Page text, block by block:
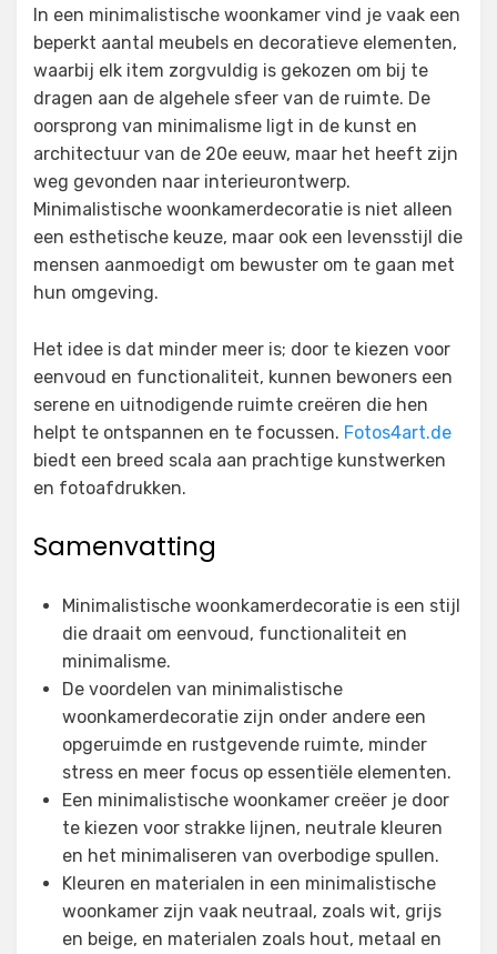
In een minimalistische woonkamer vind je vaak een
beperkt aantal meubels en decoratieve elementen,
waarbij elk item zorgvuldig is gekozen om bij te
dragen aan de algehele sfeer van de ruimte. De
oorsprong van minimalisme ligt in de kunst en
architectuur van de 20e eeuw, maar het heeft zijn
weg gevonden naar interieurontwerp.
Minimalistische woonkamerdecoratie is niet alleen
een esthetische keuze, maar ook een levensstijl die
mensen aanmoedigt om bewuster om te gaan met
hun omgeving.
Het idee is dat minder meer is; door te kiezen voor
eenvoud en functionaliteit, kunnen bewoners een
serene en uitnodigende ruimte creëren die hen
helpt te ontspannen en te focussen. Fotos4art.de
biedt een breed scala aan prachtige kunstwerken
en fotoafdrukken.
Samenvatting
Minimalistische woonkamerdecoratie is een stijl
die draait om eenvoud, functionaliteit en
minimalisme.
De voordelen van minimalistische
woonkamerdecoratie zijn onder andere een
opgeruimde en rustgevende ruimte, minder
stress en meer focus op essentiële elementen.
Een minimalistische woonkamer creëer je door
te kiezen voor strakke lijnen, neutrale kleuren
en het minimaliseren van overbodige spullen.
Kleuren en materialen in een minimalistische
woonkamer zijn vaak neutraal, zoals wit, grijs
en beige, en materialen zoals hout, metaal en